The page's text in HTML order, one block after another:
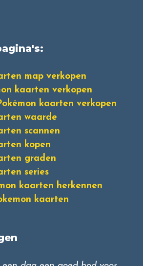
map verkopen
kaarten verkopen
kaarten verkopen
waarde
scannen
kopen
graden
series
kaarten herkennen
kaarten